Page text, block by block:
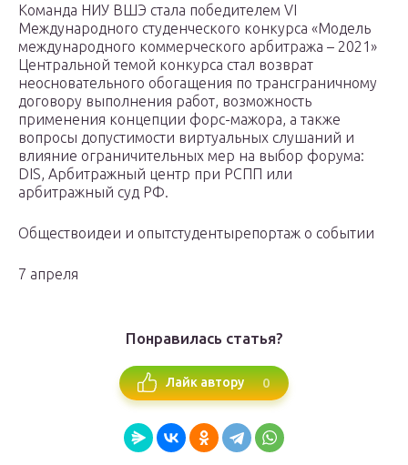
Команда НИУ ВШЭ стала победителем VI
Международного студенческого конкурса «Модель
международного коммерческого арбитража – 2021»
Центральной темой конкурса стал возврат
неосновательного обогащения по трансграничному
договору выполнения работ, возможность
применения концепции форс-мажора, а также
вопросы допустимости виртуальных слушаний и
влияние ограничительных мер на выбор форума:
DIS, Арбитражный центр при РСПП или
арбитражный суд РФ.
Обществоидеи и опытстудентырепортаж о событии
7 апреля
Понравилась статья?
Лайк автору 0